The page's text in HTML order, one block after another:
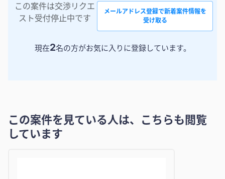
この案件は交渉リクエ
スト受付停止中です
メールアドレス登録で新着案件情報を
受け取る
現在2名の方がお気に入りに登録しています。
この案件を見ている人は、こちらも閲覧
しています